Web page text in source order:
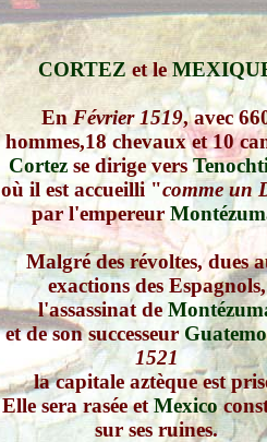
CORTEZ et le
En Février 1519, avec
hommes,18 chevaux et 10
Cortez se dirige vers
où il est accueilli "comme un
par l'empereur
Malgré des révoltes, dues
exactions des Espagnols,
l'assassinat de
et de son successeur
1521
la capitale aztèque est
Elle sera rasée etMexico
sur ses ruines.